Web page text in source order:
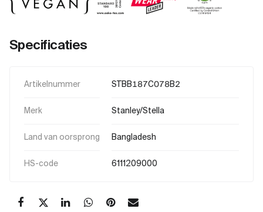
Specificaties
Artikelnummer STBB187C078B2
Merk Stanley/Stella
Land van oorsprong Bangladesh
HS-code 6111209000